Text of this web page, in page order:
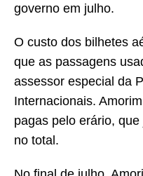
governo em julho.
O custo dos bilhetes
que as passagens
assessor especial da
Internacionais.
pagas pelo erário,
no total.